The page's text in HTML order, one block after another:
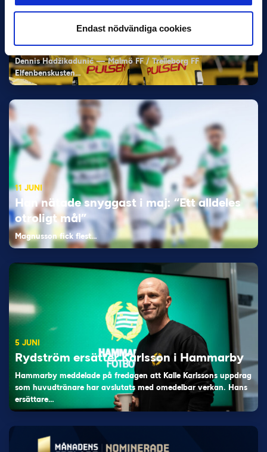
Endast nödvändiga cookies
VM-spelare med förflutet i Allsvenskan
och Superettan
Dennis Hadžikadunić — Malmö FF / Trelleborg FF
Elfenbenskusten…
11 JUNI
Han nätade snyggast i maj: “Ett alldeles
otroligt mål”
Magnusson fick flest…
5 JUNI
Rydström ersätter Karlsson i Hammarby
Hammarby meddelade på fredagen att Kalle Karlssons uppdrag
som huvudtränare har avslutats med omedelbar verkan. Hans
ersättare…